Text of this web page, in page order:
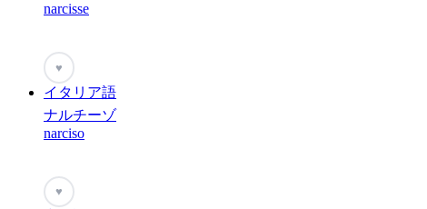
narcisse
♥
イタリア語
ナルチーゾ
narciso
♥